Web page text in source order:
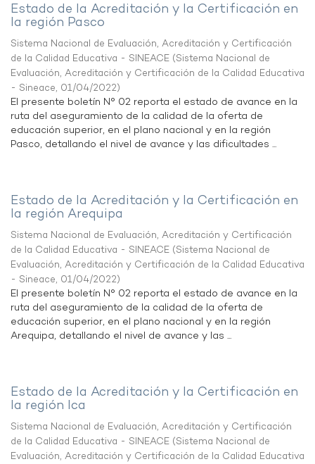
Estado de la Acreditación y la Certificación en
la región Pasco
Sistema Nacional de Evaluación, Acreditación y Certificación
de la Calidad Educativa - SINEACE (Sistema Nacional de
Evaluación, Acreditación y Certificación de la Calidad Educativa
- Sineace, 01/04/2022)
El presente boletín N° 02 reporta el estado de avance en la
ruta del aseguramiento de la calidad de la oferta de
educación superior, en el plano nacional y en la región
Pasco, detallando el nivel de avance y las dificultades ...
Estado de la Acreditación y la Certificación en
la región Arequipa
Sistema Nacional de Evaluación, Acreditación y Certificación
de la Calidad Educativa - SINEACE (Sistema Nacional de
Evaluación, Acreditación y Certificación de la Calidad Educativa
- Sineace, 01/04/2022)
El presente boletín N° 02 reporta el estado de avance en la
ruta del aseguramiento de la calidad de la oferta de
educación superior, en el plano nacional y en la región
Arequipa, detallando el nivel de avance y las ...
Estado de la Acreditación y la Certificación en
la región Ica
Sistema Nacional de Evaluación, Acreditación y Certificación
de la Calidad Educativa - SINEACE (Sistema Nacional de
Evaluación, Acreditación y Certificación de la Calidad Educativa